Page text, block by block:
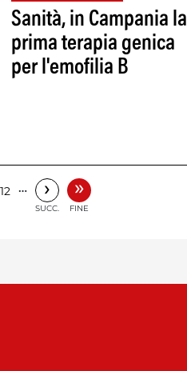
Sanità, in Campania la
prima terapia genica
per l'emofilia B
12 … ›
SUCC.
»
FINE